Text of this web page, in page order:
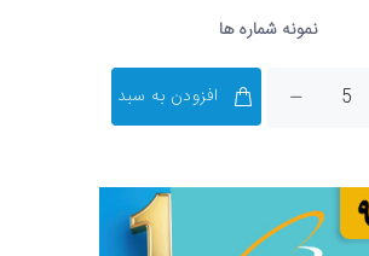
نمونه شماره ها
افزودن به سبد